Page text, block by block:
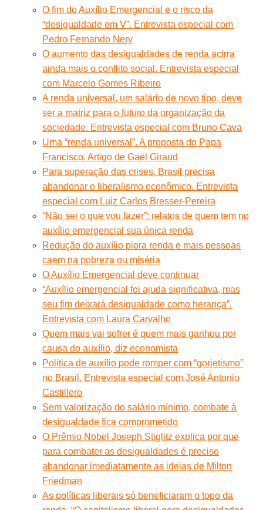
O fim do Auxílio Emergencial e o risco da
“desigualdade em V”. Entrevista especial com
Pedro Fernando Nery
O aumento das desigualdades de renda acirra
ainda mais o conflito social. Entrevista especial
com Marcelo Gomes Ribeiro
A renda universal, um salário de novo tipo, deve
ser a matriz para o futuro da organização da
sociedade. Entrevista especial com Bruno Cava
Uma “renda universal”. A proposta do Papa
Francisco. Artigo de Gaël Giraud
Para superação das crises, Brasil precisa
abandonar o liberalismo econômico. Entrevista
especial com Luiz Carlos Bresser-Pereira
“Não sei o que vou fazer”: relatos de quem tem no
auxílio emergencial sua única renda
Redução do auxílio piora renda e mais pessoas
caem na pobreza ou miséria
O Auxílio Emergencial deve continuar
“Auxílio emergencial foi ajuda significativa, mas
seu fim deixará desigualdade como herança”.
Entrevista com Laura Carvalho
Quem mais vai sofrer é quem mais ganhou por
causa do auxílio, diz economista
Política de auxílio pode romper com “gorjetismo”
no Brasil. Entrevista especial com José Antonio
Castillero
Sem valorização do salário mínimo, combate à
desigualdade fica comprometido
O Prêmio Nobel Joseph Stiglitz explica por que
para combater as desigualdades é preciso
abandonar imediatamente as ideias de Milton
Friedman
As políticas liberais só beneficiaram o topo da